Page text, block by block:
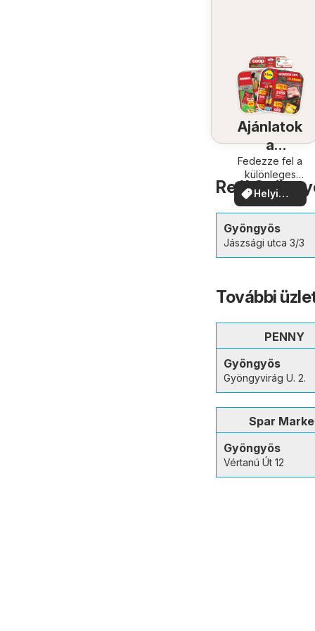
Ajánlatok
a
közelében
Fedezze fel a
különleges
ajánlatokat
Helyi
ajánlatok
Reál
Gyöngyös
Jászsági utca 3/3
További
PENNY
Gyöngyös
Gyöngyvirág U. 2.
Spar
Gyöngyös
Vértanú Út 12